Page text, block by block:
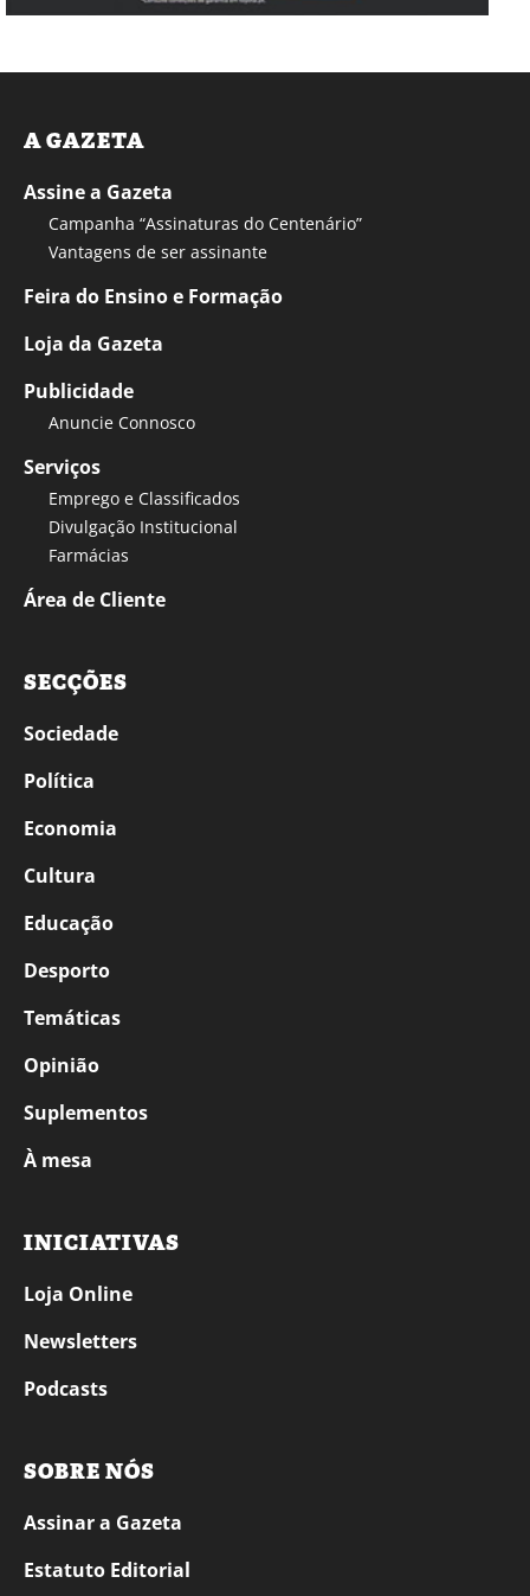
A GAZETA
Assine a Gazeta
Campanha “Assinaturas do Centenário”
Vantagens de ser assinante
Feira do Ensino e Formação
Loja da Gazeta
Publicidade
Anuncie Connosco
Serviços
Emprego e Classificados
Divulgação Institucional
Farmácias
Área de Cliente
SECÇÕES
Sociedade
Política
Economia
Cultura
Educação
Desporto
Temáticas
Opinião
Suplementos
À mesa
INICIATIVAS
Loja Online
Newsletters
Podcasts
SOBRE NÓS
Assinar a Gazeta
Estatuto Editorial